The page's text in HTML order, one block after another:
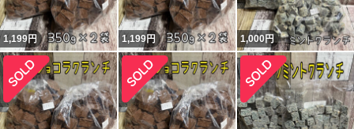
1,199円 1,199円 1,000円